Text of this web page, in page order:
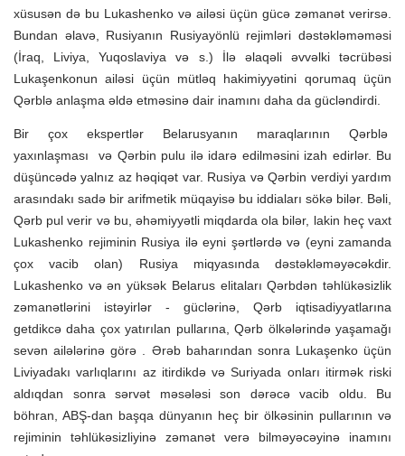
xüsusən də bu Lukashenko və ailəsi üçün gücə zəmanət verirsə.
Bundan əlavə, Rusiyanın Rusiyayönlü rejimləri dəstəkləməməsi
(İraq, Liviya, Yuqoslaviya və s.) İlə əlaqəli əvvəlki təcrübəsi
Lukaşenkonun ailəsi üçün mütləq hakimiyyətini qorumaq üçün
Qərblə anlaşma əldə etməsinə dair inamını daha da gücləndirdi.
Bir çox ekspertlər Belarusyanın maraqlarının Qərblə
yaxınlaşması və Qərbin pulu ilə idarə edilməsini izah edirlər. Bu
düşüncədə yalnız az həqiqət var. Rusiya və Qərbin verdiyi yardım
arasındakı sadə bir arifmetik müqayisə bu iddiaları sökə bilər. Bəli,
Qərb pul verir və bu, əhəmiyyətli miqdarda ola bilər, lakin heç vaxt
Lukashenko rejiminin Rusiya ilə eyni şərtlərdə və (eyni zamanda
çox vacib olan) Rusiya miqyasında dəstəkləməyəcəkdir.
Lukashenko və ən yüksək Belarus elitaları Qərbdən təhlükəsizlik
zəmanətlərini istəyirlər - güclərinə, Qərb iqtisadiyyatlarına
getdikcə daha çox yatırılan pullarına, Qərb ölkələrində yaşamağı
sevən ailələrinə görə . Ərəb baharından sonra Lukaşenko üçün
Liviyadakı varlıqlarını az itirdikdə və Suriyada onları itirmək riski
aldıqdan sonra sərvət məsələsi son dərəcə vacib oldu. Bu
böhran, ABŞ-dan başqa dünyanın heç bir ölkəsinin pullarının və
rejiminin təhlükəsizliyinə zəmanət verə bilməyəcəyinə inamını